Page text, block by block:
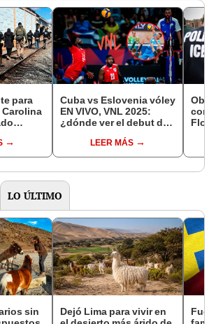
para
de
Cuba vs Eslovenia vóley
EN VIVO, VNL 2025:
¿dónde ver el debut de
en el torneo?
LEER MÁS
con
de
LO ÚLTIMO
sin
Dejó Lima para vivir en
Fue